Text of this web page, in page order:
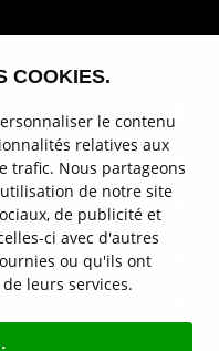
COOKIES.
le contenu
relatives aux
trafic. Nous partageons
de notre site
de publicité et
ci avec d'autres
ou qu'ils ont
leurs services.